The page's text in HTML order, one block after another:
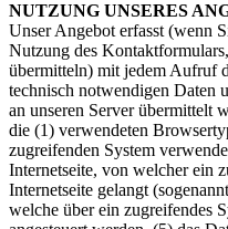
NUTZUNG UNSERES
Unser Angebot erfasst (wenn
Nutzung des
übermitteln) mit jedem Aufruf
technisch notwendigen Daten
an unseren Server übermittelt
die (1) verwendeten
zugreifenden System
Internetseite, von welcher ein
Internetseite gelangt
welche über ein zugreifendes